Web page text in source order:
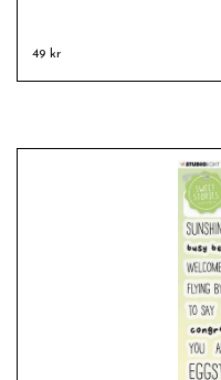
49 kr